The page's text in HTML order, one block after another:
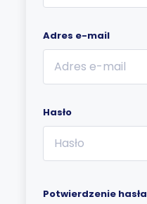
Adres e-mail
Hasło
Potwierdzenie hasła